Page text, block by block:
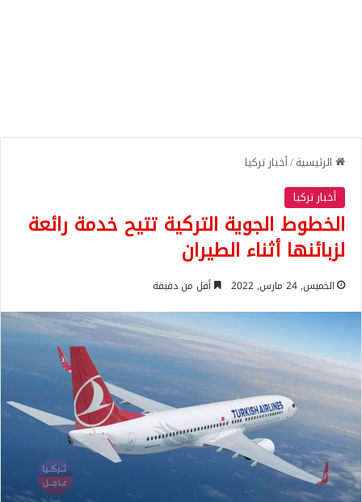
الرئيسية/أخبار تركيا
أخبار تركيا
الخطوط الجوية التركية تتيح خدمة رائعة
لزبائنها أثناء الطيران
الخميس, 24 مارس, 2022 أقل من دقيقة